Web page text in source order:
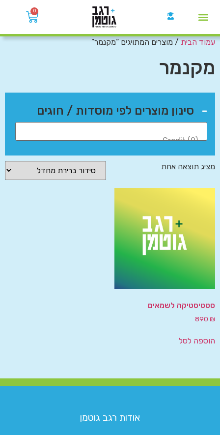
0
עמוד הבית/ מוצרים המתויגים “מקנמר”
מקנמר
סינון מוצרים לפי מוסדות / חוגים -
מציג תוצאה אחת
סטטיסטיקה לשמאים
890 ₪
הוספה לסל
אודות רגב גוטמן